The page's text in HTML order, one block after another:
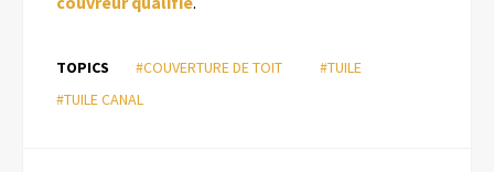
TOPICS #COUVERTURE DE TOIT
#TUILE
#TUILE CANAL